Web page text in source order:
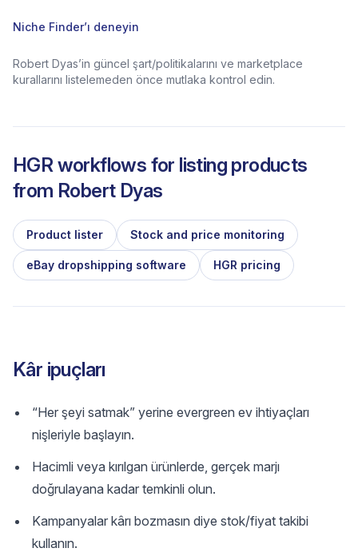
Niche Finder’ı deneyin
Robert Dyas’in güncel şart/politikalarını ve marketplace
kurallarını listelemeden önce mutlaka kontrol edin.
HGR workflows for listing products
from Robert Dyas
Product lister Stock and price monitoring
eBay dropshipping software HGR pricing
Kâr ipuçları
“Her şeyi satmak” yerine evergreen ev ihtiyaçları
nişleriyle başlayın.
Hacimli veya kırılgan ürünlerde, gerçek marjı
doğrulayana kadar temkinli olun.
Kampanyalar kârı bozmasın diye stok/fiyat takibi
kullanın.